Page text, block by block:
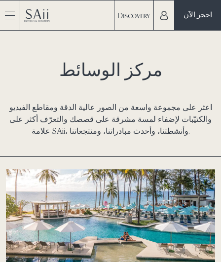
احجز الآن
مركز الوسائط
اعثر على مجموعة واسعة من الصور عالية الدقة ومقاطع الفيديو
والكتيّبات لإضفاء لمسة مشرقة على قصصك والتعرّف أكثر على
علامة SAii، وأنشطتنا، وأحدث مبادراتنا، ومنتجعاتنا.